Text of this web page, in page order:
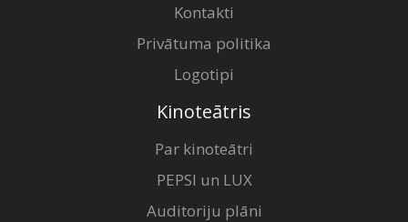
Kontakti
Privātuma politika
Logotipi
Kinoteātris
Par kinoteātri
PEPSI un LUX
Auditoriju plāni